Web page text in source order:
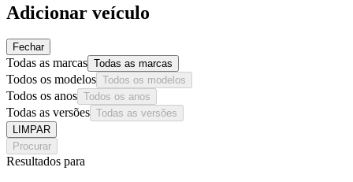
Adicionar veículo
Fechar
Todas as marcas Todas as marcas
Todos os modelos Todos os modelos
Todos os anos Todos os anos
Todas as versões Todas as versões
LIMPAR
Procurar
Resultados para